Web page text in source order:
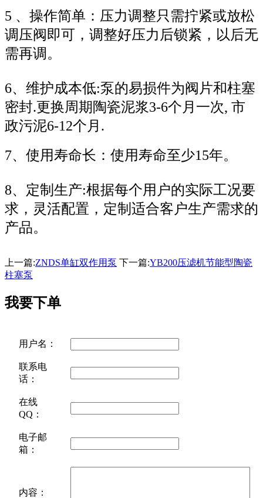
5 、操作简单：压力调整只需拧紧或放松
调压阀即可，调整好压力后锁紧，以后无
需再调。
6、维护成本低:泵的易损件为阀片和柱塞
密封.更换周期陶瓷泥浆3-6个月一次, 市
政污泥6-12个月.
7、使用寿命长：使用寿命至少15年。
8、定制生产:根据每个用户的实际工况要
求，灵活配置，定制适合客户生产需求的
产品。
上一篇:ZNDS单缸双作用泵 下一篇:YB200压滤机节能型陶瓷
柱塞泵
我要下单
用户名：
联系电
话：
在线
QQ：
电子邮
箱：
内容：